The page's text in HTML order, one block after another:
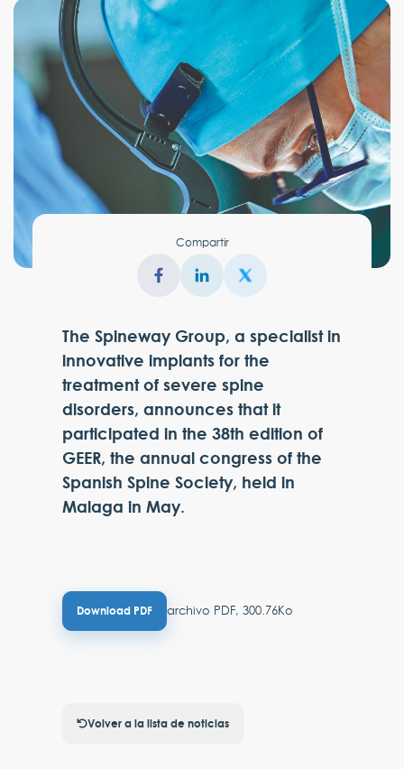
Compartir
The Spineway Group, a specialist in
innovative implants for the
treatment of severe spine
disorders, announces that it
participated in the 38th edition of
GEER, the annual congress of the
Spanish Spine Society, held in
Malaga in May.
Download PDF archivo PDF, 300.76Ko
Volver a la lista de noticias